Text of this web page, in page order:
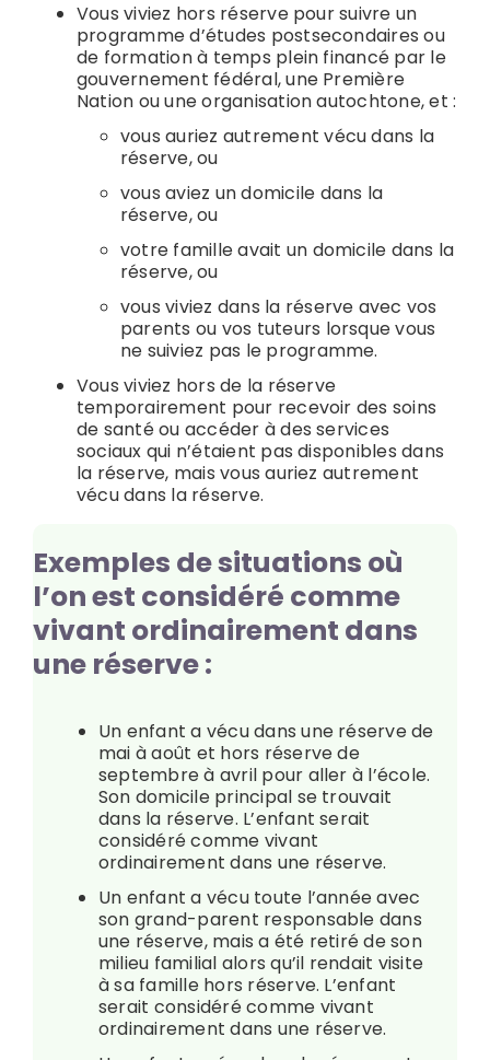
Vous viviez hors réserve pour suivre un
programme d’études postsecondaires ou
de formation à temps plein financé par le
gouvernement fédéral, une Première
Nation ou une organisation autochtone, et :
vous auriez autrement vécu dans la
réserve, ou
vous aviez un domicile dans la
réserve, ou
votre famille avait un domicile dans la
réserve, ou
vous viviez dans la réserve avec vos
parents ou vos tuteurs lorsque vous
ne suiviez pas le programme.
Vous viviez hors de la réserve
temporairement pour recevoir des soins
de santé ou accéder à des services
sociaux qui n’étaient pas disponibles dans
la réserve, mais vous auriez autrement
vécu dans la réserve.
Exemples de situations où
l’on est considéré comme
vivant ordinairement dans
une réserve :
Un enfant a vécu dans une réserve de
mai à août et hors réserve de
septembre à avril pour aller à l’école.
Son domicile principal se trouvait
dans la réserve. L’enfant serait
considéré comme vivant
ordinairement dans une réserve.
Un enfant a vécu toute l’année avec
son grand-parent responsable dans
une réserve, mais a été retiré de son
milieu familial alors qu’il rendait visite
à sa famille hors réserve. L’enfant
serait considéré comme vivant
ordinairement dans une réserve.